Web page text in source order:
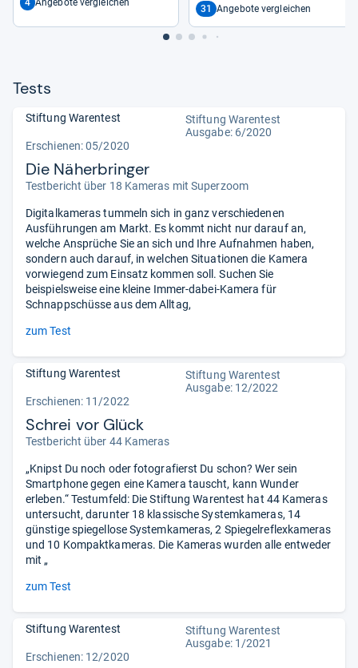
Angebote vergleichen
31 Angebote vergleichen
Tests
Stiftung Warentest
Stiftung Warentest
Ausgabe: 6/2020
Erschienen: 05/2020
Die Näherbringer
Testbericht über 18 Kameras mit Superzoom
Digitalkameras tummeln sich in ganz verschiedenen
Ausführungen am Markt. Es kommt nicht nur darauf an,
welche Ansprüche Sie an sich und Ihre Aufnahmen haben,
sondern auch darauf, in welchen Situationen die Kamera
vorwiegend zum Einsatz kommen soll. Suchen Sie
beispielsweise eine kleine Immer-dabei-Kamera für
Schnappschüsse aus dem Alltag,
zum Test
Stiftung Warentest
Stiftung Warentest
Ausgabe: 12/2022
Erschienen: 11/2022
Schrei vor Glück
Testbericht über 44 Kameras
„Knipst Du noch oder fotografierst Du schon? Wer sein
Smartphone gegen eine Kamera tauscht, kann Wunder
erleben.“ Testumfeld: Die Stiftung Warentest hat 44 Kameras
untersucht, darunter 18 klassische Systemkameras, 14
günstige spiegellose Systemkameras, 2 Spiegelreflexkameras
und 10 Kompaktkameras. Die Kameras wurden alle entweder
mit „
zum Test
Stiftung Warentest
Stiftung Warentest
Ausgabe: 1/2021
Erschienen: 12/2020